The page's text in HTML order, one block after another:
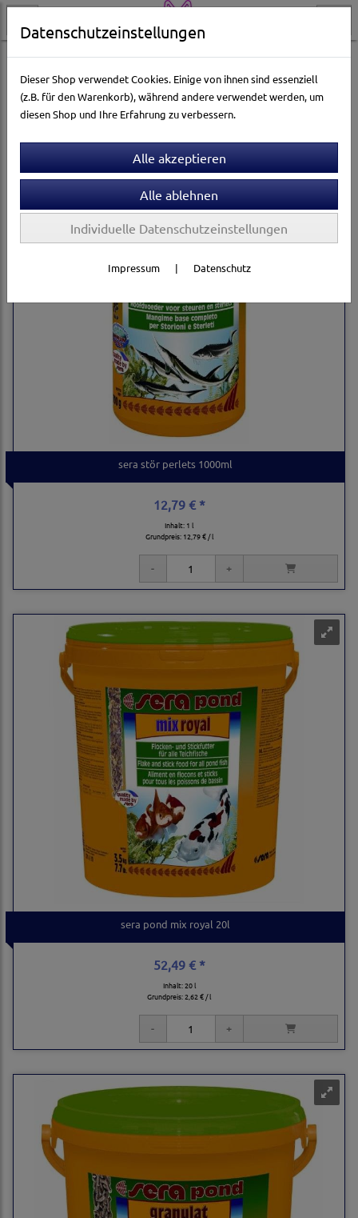
Aquarienwelt Teichfischfutter Sera
Sortierung wählen
sera stör perlets 1000ml
12,79 € *
Inhalt: 1 l
Grundpreis: 12,79 € / l
sera pond mix royal 20l
52,49 € *
Inhalt: 20 l
Grundpreis:2,62 € / l
Datenschutzeinstellungen
Dieser Shop verwendet Cookies. Einige von ihnen sind essenziell
(z.B. für den Warenkorb), während andere verwendet werden, um
diesen Shop und Ihre Erfahrung zu verbessern.
Individuelle Datenschutzeinstellungen
Impressum | Datenschutz